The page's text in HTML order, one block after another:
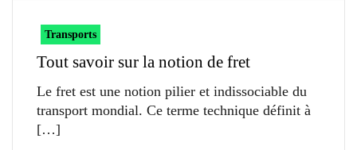
Transports
Tout savoir sur la notion de fret
Le fret est une notion pilier et indissociable du
transport mondial. Ce terme technique définit à